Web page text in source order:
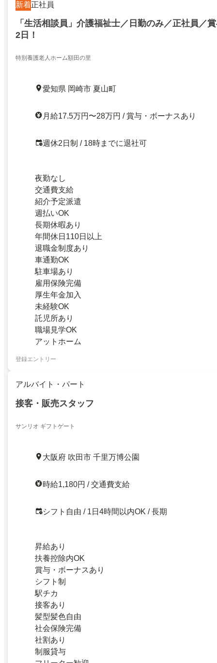
新着正社員
「生活相談員」介護福祉士／日勤のみ／正社員／
2日！
特別養護老人ホーム額田の里
愛知県 岡崎市 夏山町
月給17.5万円〜28万円 / 賞与・ボーナスあり
週休2日制 / 18時までに退社可
夜勤なし
交通費支給
紹介予定派遣
週払いOK
長期休暇あり
年間休日110日以上
退職金制度あり
車通勤OK
駐車場あり
雇用保険完備
厚生年金加入
未経験OK
託児所あり
職場見学OK
アットホーム
登録エントリー
アルバイト・パート
接客・販売スタッフ
サンリオ ギフトゲート
大阪府 吹田市 千里万博公園
時給1,180円 / 交通費支給
シフト自由 / 1日4時間以内OK / 長期
昇給あり
扶養控除内OK
賞与・ボーナスあり
シフト制
駅チカ
接客あり
髪型髪色自由
社会保険完備
社割あり
制服貸与